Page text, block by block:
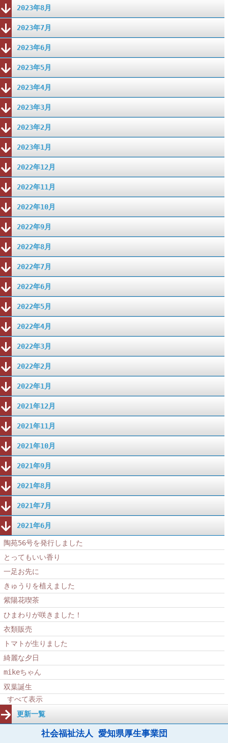
2023年8月
2023年7月
2023年6月
2023年5月
2023年4月
2023年3月
2023年2月
2023年1月
2022年12月
2022年11月
2022年10月
2022年9月
2022年8月
2022年7月
2022年6月
2022年5月
2022年4月
2022年3月
2022年2月
2022年1月
2021年12月
2021年11月
2021年10月
2021年9月
2021年8月
2021年7月
2021年6月
陶苑56号を発行しました
とってもいい香り
一足お先に
きゅうりを植えました
紫陽花喫茶
ひまわりが咲きました！
衣類販売
トマトが生りました
綺麗な夕日
mikeちゃん
双葉誕生
すべて表示
更新一覧
社会福祉法人 愛知県厚生事業団